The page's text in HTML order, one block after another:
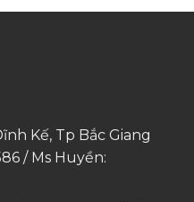
Kế, Tp Bắc Giang
/ Ms Huyền: